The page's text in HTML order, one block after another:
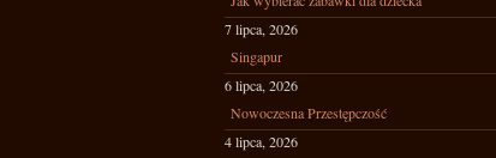
7 lipca, 2026
Singapur
6 lipca, 2026
Nowoczesna Przestępczość
4 lipca, 2026